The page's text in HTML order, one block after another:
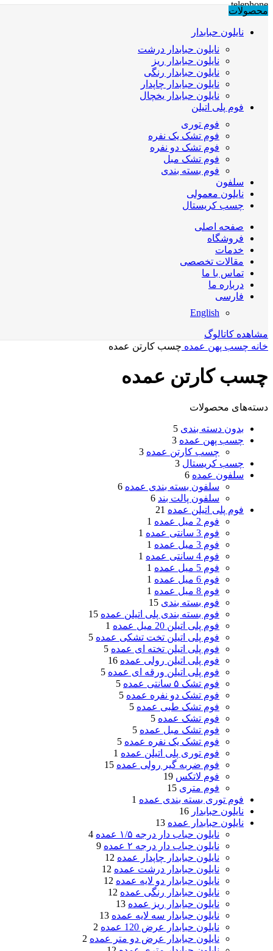
محصولات
نایلون حبابدار
نایلون حبابدار درشت
نایلون حبابدار ریز
نایلون حبابدار رنگی
نایلون حبابدار چاپدار
نایلون حبابدار یخچال
فوم پلی اتیلن
فوم توری
فوم تشک یک نفره
فوم تشک دو نفره
فوم تشک مبل
فوم بسته بندی
سلفون
نایلون معمولی
چسب کریستال
صفحه اصلی
فروشگاه
خدمات
مقالات تخصصی
تماس با ما
درباره ما
فارسی
English
مشاهده کاتالوگ
خانه چسب پهن عمده چسب کارتن عمده
چسب کارتن عمده
دسته‌های محصولات
بدون دسته بندی 5
چسب پهن عمده 3
چسب کارتن عمده 3
چسب کریستال 3
سلفون عمده 6
سلفون بسته بندی عمده 6
سلفون پالت بند 6
فوم پلی اتیلن عمده 21
فوم 2 میل عمده
1
فوم 3 سانتی عمده
1
فوم 3 میل عمده
1
فوم 4 سانتی عمده
1
فوم 5 میل عمده
1
فوم 6 میل عمده
1
فوم 8 میل عمده
1
فوم بسته بندی 15
فوم بسته بندی پلی اتیلن عمده 15
فوم پلی اتیلن 20 میل عمده
1
فوم پلی اتیلن تخت تشکی عمده 5
فوم پلی اتیلن تخته ای عمده 5
فوم پلی اتیلن رولی عمده 16
فوم پلی اتیلن ورقه ای عمده 5
فوم تشک ۵ سانتی عمده
5
فوم تشک دو نفره عمده 5
فوم تشک طبی عمده 5
فوم تشک عمده 5
فوم تشک مبل عمده 5
فوم تشک یک نفره عمده 5
فوم توری پلی اتیلن عمده 1
فوم ضربه گیر رولی عمده 15
فوم لاتکس 19
فوم متری 15
فوم توری بسته بندی عمده 1
نایلون حبابدار 16
نایلون حبابدار عمده 13
نایلون حباب دار درجه ۱/۵ عمده
4
نایلون حباب دار درجه ۲ عمده
9
نایلون حبابدار چاپدار عمده 12
نایلون حبابدار درشت عمده 12
نایلون حبابدار دو لایه عمده 12
نایلون حبابدار رنگی عمده 12
نایلون حبابدار ریز عمده 13
نایلون حبابدار سه لایه عمده 13
نایلون حبابدار عرض 120 عمده
2
نایلون حبابدار عرض دو متر عمده 2